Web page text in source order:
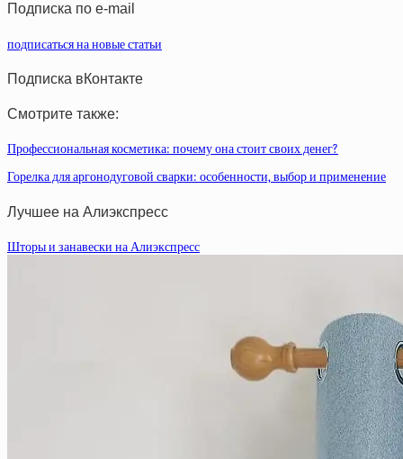
Подписка по e-mail
подписаться на новые статьи
Подписка вКонтакте
Смотрите также:
Профессиональная косметика: почему она стоит своих денег?
Горелка для аргонодуговой сварки: особенности, выбор и применение
Лучшее на Алиэкспресс
Шторы и занавески на Алиэкспресс